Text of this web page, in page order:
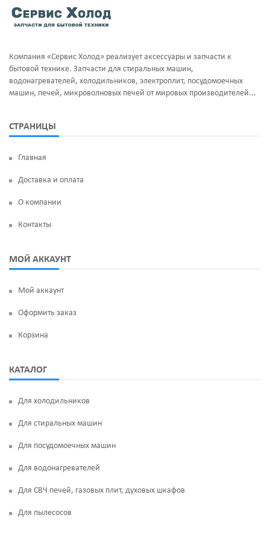
Тэны и нагреватели
Фильтра клапан шредора
Ручка люка
Суппорт и фланцы барабана
Термодатчики
УБЛ
Манжеты люка
Компания «Сервис Холод» реализует аксессуары и запчасти к
бытовой технике. Запчасти для стиральных машин,
водонагревателей, холодильников, электроплит, посудомоечных
машин, печей, микроволновых печей от мировых производителей...
СТРАНИЦЫ
Главная
Доставка и оплата
О компании
Контакты
МОЙ АККАУНТ
Мой аккаунт
Оформить заказ
Корзина
КАТАЛОГ
Для холодильников
Для стиральных машин
Для посудомоечных машин
Для водонагревателей
Для СВЧ печей, газовых плит, духовых шкафов
Для пылесосов